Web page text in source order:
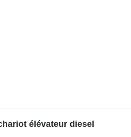
élévateur diesel